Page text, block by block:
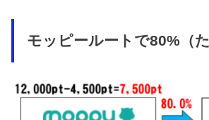
モッピールートで80%（た